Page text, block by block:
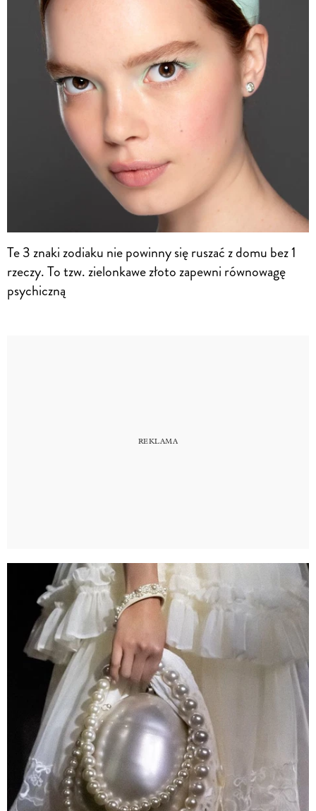
Te 3 znaki zodiaku nie powinny się ruszać z domu bez 1
rzeczy. To tzw. zielonkawe złoto zapewni równowagę
psychiczną